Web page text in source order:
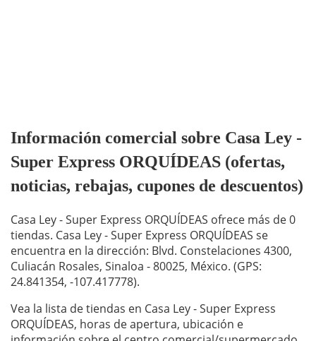
Información comercial sobre Casa Ley -
Super Express ORQUÍDEAS (ofertas,
noticias, rebajas, cupones de descuentos)
Casa Ley - Super Express ORQUÍDEAS ofrece más de 0
tiendas. Casa Ley - Super Express ORQUÍDEAS se
encuentra en la dirección: Blvd. Constelaciones 4300,
Culiacán Rosales, Sinaloa - 80025, México. (GPS:
24.841354, -107.417778).
Vea la lista de tiendas en Casa Ley - Super Express
ORQUÍDEAS, horas de apertura, ubicación e